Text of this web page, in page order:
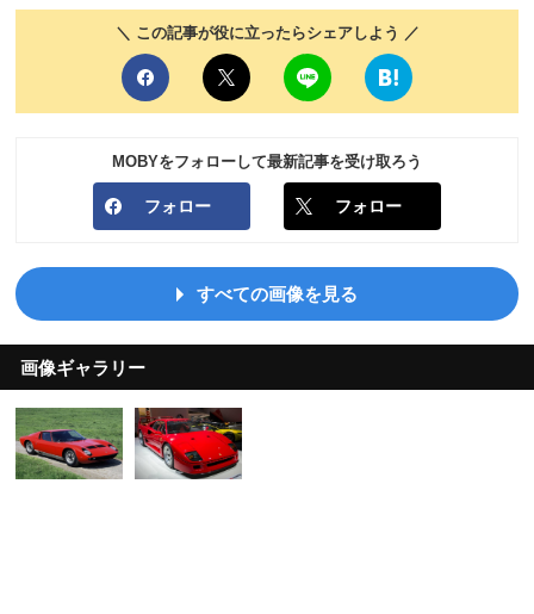
＼ この記事が役に立ったらシェアしよう ／
MOBYをフォローして最新記事を受け取ろう
フォロー フォロー
すべての画像を見る
画像ギャラリー